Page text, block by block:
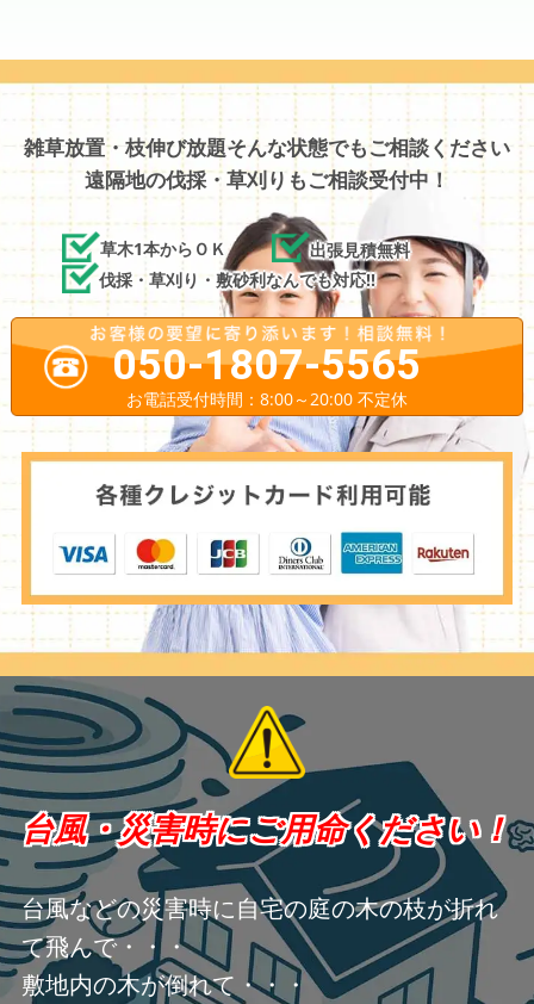
雑草放置・枝伸び放題そんな状態でもご相談ください
遠隔地の伐採・草刈りもご相談受付中！
草木1本からＯＫ
出張見積無料
伐採・草刈り・敷砂利なんでも対応!!
050-1807-5565
お電話受付時間：8:00～20:00 不定休
台風・災害時にご用命ください！
台風などの災害時に自宅の庭の木の枝が折れ
て飛んで・・・
敷地内の木が倒れて・・・